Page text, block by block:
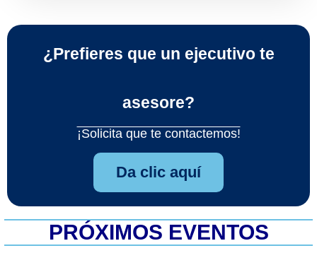
¿Prefieres que un ejecutivo te
asesore?
¡Solicita que te contactemos!
Da clic aquí
PRÓXIMOS EVENTOS